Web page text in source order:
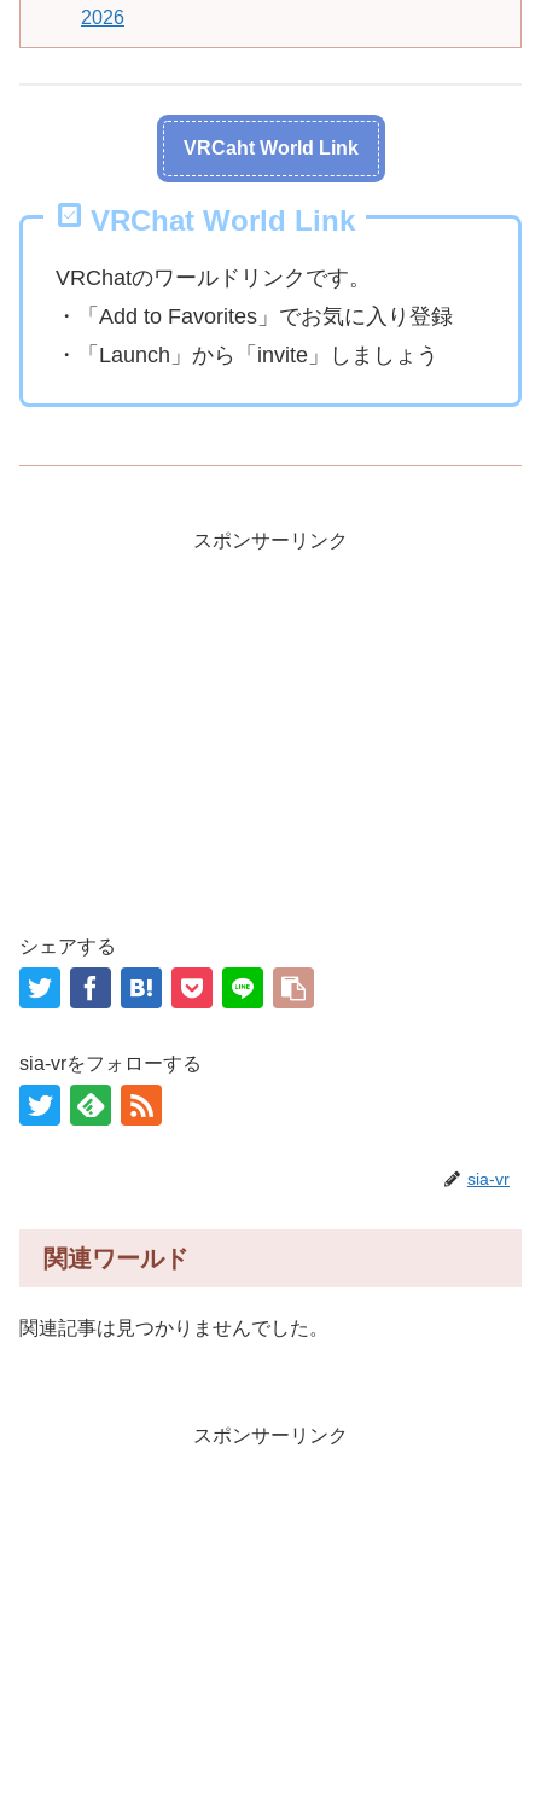
2026
VRCaht World Link
VRChat World Link
VRChatのワールドリンクです。
・「Add to Favorites」でお気に入り登録
・「Launch」から「invite」しましょう
スポンサーリンク
シェアする
sia-vrをフォローする
sia-vr
関連ワールド
関連記事は見つかりませんでした。
スポンサーリンク